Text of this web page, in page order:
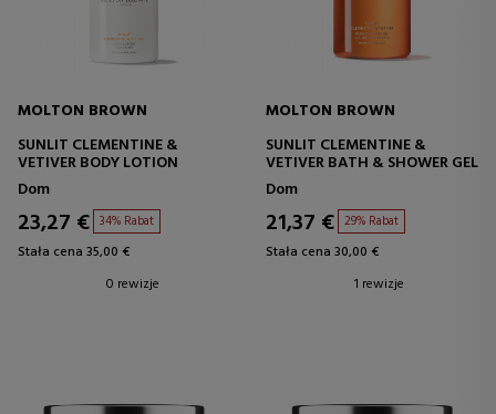
MOLTON BROWN
SUNLIT CLEMENTINE &
VETIVER BODY LOTION
Dom
23,27 € 34% Rabat
Stała cena 35,00 €
0 rewizje
MOLTON BROWN
SUNLIT CLEMENTINE &
VETIVER BATH & SHOWER GEL
Dom
21,37 € 29% Rabat
Stała cena 30,00 €
1 rewizje